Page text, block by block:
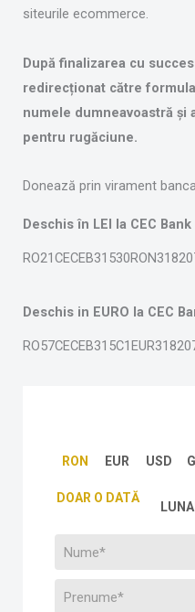
siteurile ecommerce.
După finalizarea cu
redirecționat către
numele dumneavoastră și
pentru rugăciune.
Donează prin virament
Deschis în LEI la CEC Bank
Deschis in EURO la CEC
RON EUR USD
DOAR O DATĂ